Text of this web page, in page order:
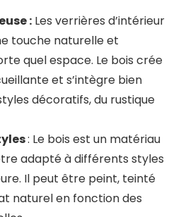
: Les verrières d’intérieur
touche naturelle et
quel espace. Le bois crée
et s’intègre bien
décoratifs, du rustique
: Le bois est un matériau
adapté à différents styles
Il peut être peint, teinté
naturel en fonction des